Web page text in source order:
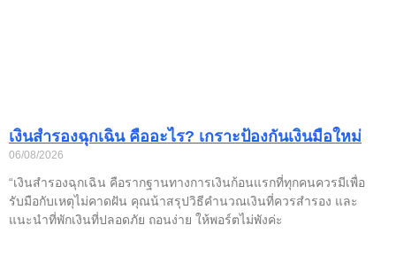
เงินสำรองฉุกเฉิน คืออะไร? เกราะป้องกันเงินมือใหม่
06/08/2026
“เงินสำรองฉุกเฉิน คือรากฐานทางการเงินก้อนแรกที่ทุกคนควรมีเพื่อ
รับมือกับเหตุไม่คาดฝัน คุณน้าสรุปวิธีคำนวณเงินที่ควรสำรอง และ
แนะนำที่พักเงินที่ปลอดภัย ถอนง่าย ให้พอร์ตไม่พังค่ะ